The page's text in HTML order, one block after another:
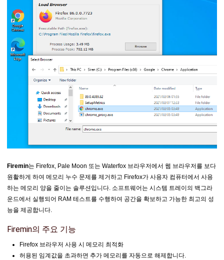
Firemin는 Firefox, Pale Moon 또는 Waterfox 브라우저에서 웹 브라우저를 보다
원활하게 하여 메모리 누수 문제를 제거하고 Firefox가 사용자 컴퓨터에서 사용
하는 메모리 양을 줄이는 솔루션입니다. 소프트웨어는 시스템 트레이의 백그라
운드에서 실행되어 RAM 테스트를 수행하여 공간을 확보하고 가능한 최고의 성
능을 제공합니다.
Firemin의 주요 기능
Firefox 브라우저 사용 시 메모리 최적화
허용된 임계값을 초과하면 추가 메모리를 자동으로 해제합니다.